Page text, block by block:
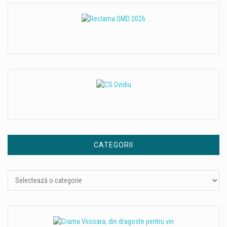
CATEGORII